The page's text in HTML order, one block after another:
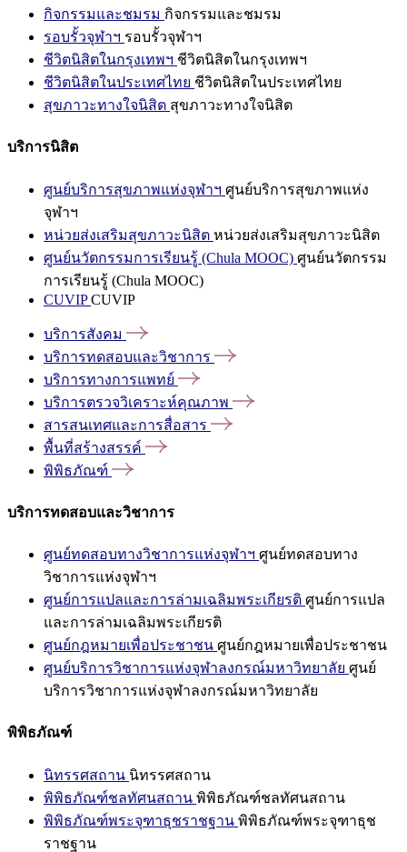
กิจกรรมและชมรม กิจกรรมและชมรม
รอบรั้วจุฬาฯ รอบรั้วจุฬาฯ
ชีวิตนิสิตในกรุงเทพฯ ชีวิตนิสิตในกรุงเทพฯ
ชีวิตนิสิตในประเทศไทย ชีวิตนิสิตในประเทศไทย
สุขภาวะทางใจนิสิต สุขภาวะทางใจนิสิต
บริการนิสิต
ศูนย์บริการสุขภาพแห่งจุฬาฯ ศูนย์บริการสุขภาพแห่ง
จุฬาฯ
หน่วยส่งเสริมสุขภาวะนิสิต หน่วยส่งเสริมสุขภาวะนิสิต
ศูนย์นวัตกรรมการเรียนรู้ (Chula MOOC) ศูนย์นวัตกรรม
การเรียนรู้ (Chula MOOC)
CUVIPCUVIP
บริการสังคม
บริการทดสอบและวิชาการ
บริการทางการแพทย์
บริการตรวจวิเคราะห์คุณภาพ
สารสนเทศและการสื่อสาร
พื้นที่สร้างสรรค์
พิพิธภัณฑ์
บริการทดสอบและวิชาการ
ศูนย์ทดสอบทางวิชาการแห่งจุฬาฯ ศูนย์ทดสอบทาง
วิชาการแห่งจุฬาฯ
ศูนย์การแปลและการล่ามเฉลิมพระเกียรติ ศูนย์การแปล
และการล่ามเฉลิมพระเกียรติ
ศูนย์กฎหมายเพื่อประชาชน ศูนย์กฎหมายเพื่อประชาชน
ศูนย์บริการวิชาการแห่งจุฬาลงกรณ์มหาวิทยาลัย ศูนย์
บริการวิชาการแห่งจุฬาลงกรณ์มหาวิทยาลัย
พิพิธภัณฑ์
นิทรรศสถาน นิทรรศสถาน
พิพิธภัณฑ์ชลทัศนสถาน พิพิธภัณฑ์ชลทัศนสถาน
พิพิธภัณฑ์พระจุฑาธุชราชฐาน พิพิธภัณฑ์พระจุฑาธุช
ราชฐาน